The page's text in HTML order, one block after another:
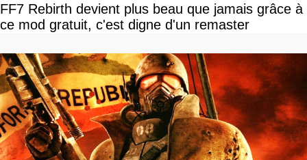
FF7 Rebirth devient plus beau que jamais grâce à
ce mod gratuit, c'est digne d'un remaster